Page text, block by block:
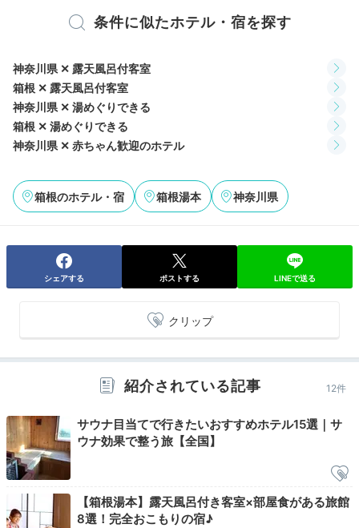
Morning
07:00
お部屋でゆるりと
朝風呂を満喫
客室の温泉風呂一例
温泉風呂付きの「粋彩～SUISAI～」「湯庵」「泉遊」
タイプのお部屋では、ホテル自慢の自家源泉を好きな時
に楽しめます。お部屋にも洗顔料や化粧水が用意されて
いるので、お肌ケアもばっちり。
条件に似たホテル・宿を探す
神奈川県 ✕ 露天風呂付客室
箱根 ✕ 露天風呂付客室
神奈川県 ✕ 湯めぐりできる
箱根 ✕ 湯めぐりできる
神奈川県 ✕ 赤ちゃん歓迎のホテル
箱根のホテル・宿 箱根湯本 神奈川県
シェアする ポストする LINEで送る
クリップ
紹介されている記事 12件
サウナ目当てで行きたいおすすめホテル15選｜サ
ウナ効果で整う旅【全国】
【箱根湯本】露天風呂付き客室×部屋食がある旅館
8選！完全おこもりの宿♪